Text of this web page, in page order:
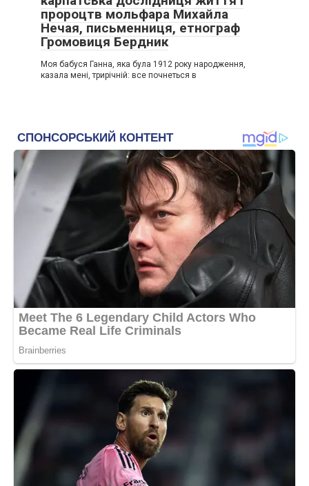
пророцтв мольфара Михайла
Нечая, письменниця, етнограф
Громовиця Бердник
Моя бабуся Ганна, яка була 1912 року народження,
казала мені, трирічній: все почнеться в